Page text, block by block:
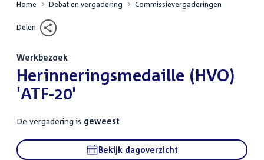
Home Debat en vergadering Commissievergaderingen
Delen
Werkbezoek
:Herinneringsmedaille (HVO)
'ATF-20'
De vergadering is geweest
Bekijk dagoverzicht